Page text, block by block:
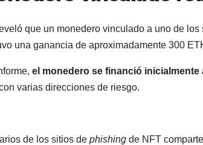
que un monedero vinculado a uno de los
una ganancia de aproximadamente 300
el monedero se financió inicialmente
varias direcciones de riesgo.
de los sitios de phishing de NFT